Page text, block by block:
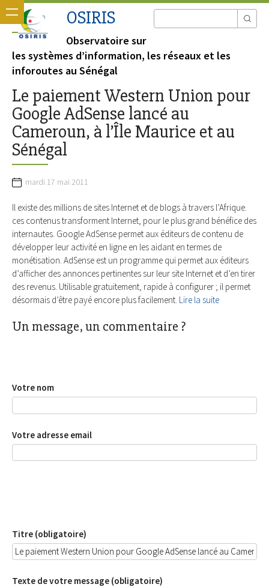
OSIRIS
Observatoire sur
les systèmes d’information, les réseaux et les
inforoutes au Sénégal
Le paiement Western Union pour
Google AdSense lancé au
Cameroun, à l’Île Maurice et au
Sénégal
mardi 17 mai 2011
Il existe des millions de sites Internet et de blogs à travers l’Afrique.
ces contenus transforment Internet, pour le plus grand bénéfice des
internautes. Google AdSense permet aux éditeurs de contenu de
développer leur activité en ligne en les aidant en termes de
monétisation. AdSense est un programme qui permet aux éditeurs
d’afficher des annonces pertinentes sur leur site Internet et d’en tirer
des revenus. Utilisable gratuitement, rapide à configurer ; il permet
désormais d’être payé encore plus facilement. Lire la suite
Un message, un commentaire ?
Votre nom
Votre adresse email
Titre (obligatoire)
Texte de votre message (obligatoire)